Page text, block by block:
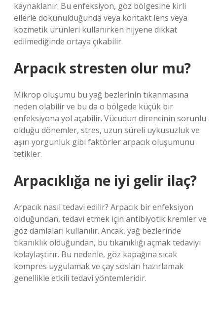
kaynaklanır. Bu enfeksiyon, göz bölgesine kirli
ellerle dokunulduğunda veya kontakt lens veya
kozmetik ürünleri kullanırken hijyene dikkat
edilmediğinde ortaya çıkabilir.
Arpacık stresten olur mu?
Mikrop oluşumu bu yağ bezlerinin tıkanmasına
neden olabilir ve bu da o bölgede küçük bir
enfeksiyona yol açabilir. Vücudun direncinin sorunlu
olduğu dönemler, stres, uzun süreli uykusuzluk ve
aşırı yorgunluk gibi faktörler arpacık oluşumunu
tetikler.
Arpacıklığa ne iyi gelir ilaç?
Arpacık nasıl tedavi edilir? Arpacık bir enfeksiyon
olduğundan, tedavi etmek için antibiyotik kremler ve
göz damlaları kullanılır. Ancak, yağ bezlerinde
tıkanıklık olduğundan, bu tıkanıklığı açmak tedaviyi
kolaylaştırır. Bu nedenle, göz kapağına sıcak
kompres uygulamak ve çay sosları hazırlamak
genellikle etkili tedavi yöntemleridir.